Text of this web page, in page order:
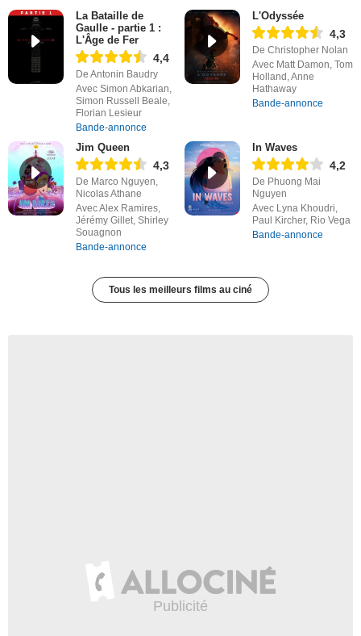
La Bataille de
Gaulle - partie 1 :
L'Âge de Fer
4,4
De Antonin Baudry
Avec Simon Abkarian,
Simon Russell Beale,
Florian Lesieur
Bande-annonce
L'Odyssée
4,3
De Christopher Nolan
Avec Matt Damon, Tom
Holland, Anne
Hathaway
Bande-annonce
Jim Queen
4,3
De Marco Nguyen,
Nicolas Athane
Avec Alex Ramires,
Jérémy Gillet, Shirley
Souagnon
Bande-annonce
In Waves
4,2
De Phuong Mai
Nguyen
Avec Lyna Khoudri,
Paul Kircher, Rio Vega
Bande-annonce
Tous les meilleurs films au ciné